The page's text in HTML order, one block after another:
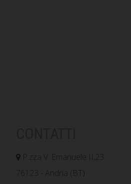
P.zza V. Emanuele II,23
76123 - Andria (BT)